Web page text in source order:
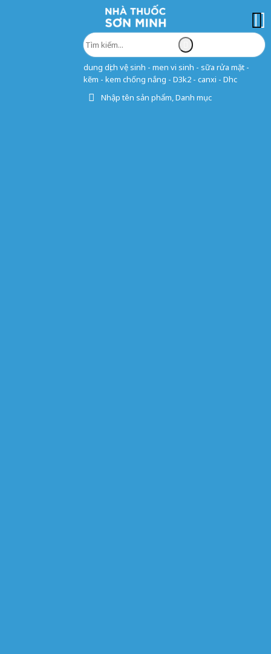
dung dịch vệ sinh - men vi sinh - sữa rửa mặt -
kẽm - kem chống nắng - D3k2 - canxi - Dhc
Nhập tên sản phẩm, Danh mục